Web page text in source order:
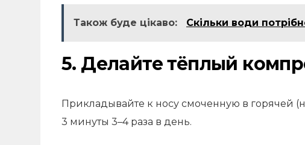
Також буде цікаво: Скільки води
5. Делайте тёплый
Прикладывайте к носу смоченную в горячей
3 минуты 3–4 раза в день.